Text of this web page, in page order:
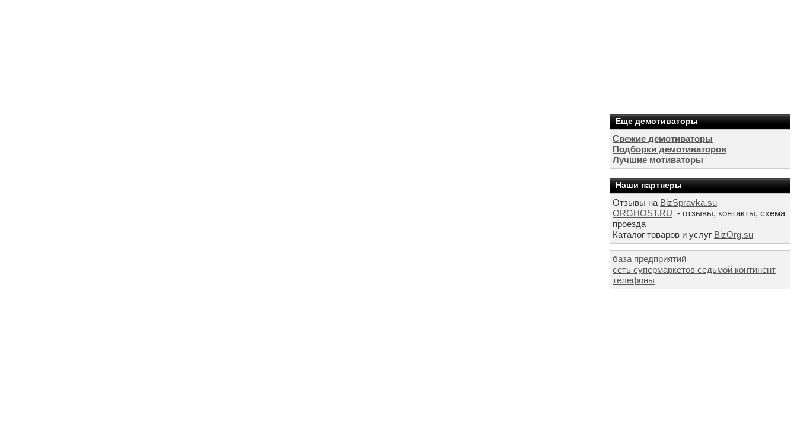
Еще демотиваторы
Свежие демотиваторы
Подборки демотиваторов
Лучшие мотиваторы
Наши партнеры
Отзывы на BizSpravka.su
ORGHOST.RU - отзывы, контакты, схема
проезда
Каталог товаров и услуг BizOrg.su
база предприятий
сеть супермаркетов седьмой континент
телефоны